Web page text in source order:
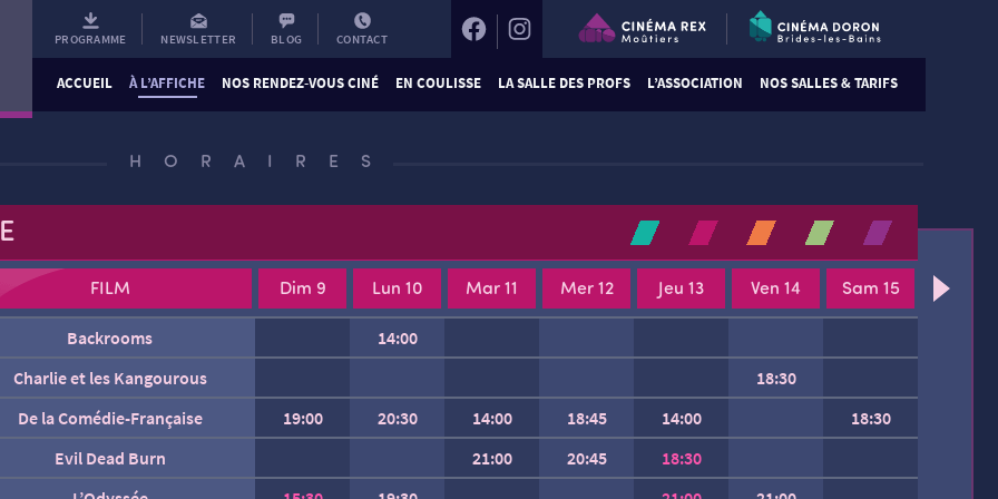
PROGRAMME NEWSLETTER BLOG CONTACT
ACCUEIL À L’AFFICHE NOS RENDEZ-VOUS CINÉ EN COULISSE LA SALLE DES PROFS L’ASSOCIATION NOS SALLES & TARIFS
HORAIRES
FILM Dim 9 Lun 10 Mar 11 Mer 12 Jeu 13 Ven 14 Sam 15
Backrooms
14:00
Charlie et les Kangourous
18:30
De la Comédie-Française
19:00 20:30 14:00 18:45 14:00
18:30
Evil Dead Burn
21:00 20:45
18:30